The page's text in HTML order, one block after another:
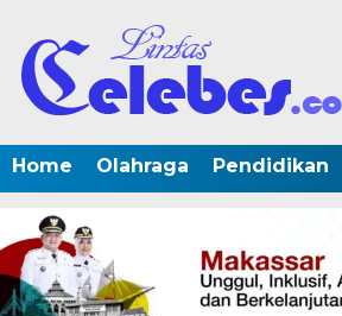
Home Olahraga Pendidikan